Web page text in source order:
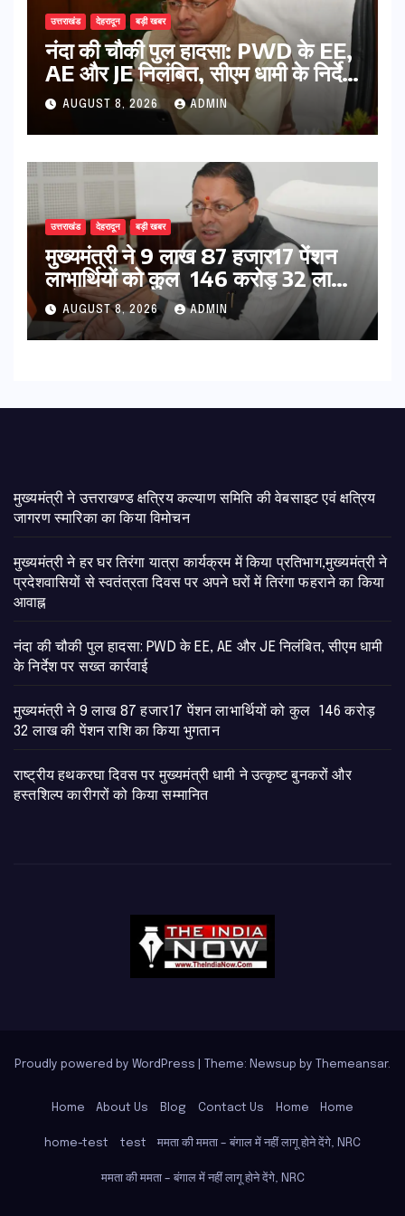
उत्तराखंड देहरादून बड़ी खबर
नंदा की चौकी पुल हादसा: PWD के EE,
AE और JE निलंबित, सीएम धामी के निर्देश
पर सख्त कार्रवाई
AUGUST 8, 2026 ADMIN
उत्तराखंड देहरादून बड़ी खबर
मुख्यमंत्री ने 9 लाख 87 हजार17 पेंशन
लाभार्थियों को कुल 146 करोड़ 32 लाख
की पेंशन राशि का किया भुगतान
AUGUST 8, 2026 ADMIN
मुख्यमंत्री ने उत्तराखण्ड क्षत्रिय कल्याण समिति की वेबसाइट एवं क्षत्रिय
जागरण स्मारिका का किया विमोचन
मुख्यमंत्री ने हर घर तिरंगा यात्रा कार्यक्रम में किया प्रतिभाग,मुख्यमंत्री ने
प्रदेशवासियों से स्वतंत्रता दिवस पर अपने घरों में तिरंगा फहराने का किया
आवाह्न
नंदा की चौकी पुल हादसा: PWD के EE, AE और JE निलंबित, सीएम धामी
के निर्देश पर सख्त कार्रवाई
मुख्यमंत्री ने 9 लाख 87 हजार17 पेंशन लाभार्थियों को कुल 146 करोड़
32 लाख की पेंशन राशि का किया भुगतान
राष्ट्रीय हथकरघा दिवस पर मुख्यमंत्री धामी ने उत्कृष्ट बुनकरों और
हस्तशिल्प कारीगरों को किया सम्मानित
Proudly powered by WordPress Theme: Newsup by Themeansar.
Home About Us Blog Contact Us Home Home
home-test test ममता की ममता – बंगाल में नहीं लागू होने देंगे, NRC
ममता की ममता – बंगाल में नहीं लागू होने देंगे, NRC